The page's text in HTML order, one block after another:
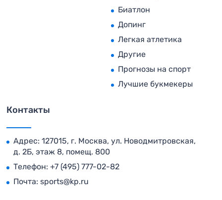
Биатлон
Допинг
Легкая атлетика
Другие
Прогнозы на спорт
Лучшие букмекеры
Контакты
Адрес: 127015, г. Москва, ул. Новодмитровская,
д. 2Б, этаж 8, помещ. 800
Телефон: +7 (495) 777-02-82
Почта: sports@kp.ru